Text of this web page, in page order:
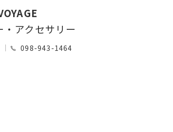
・アクセサリー
098-943-1464